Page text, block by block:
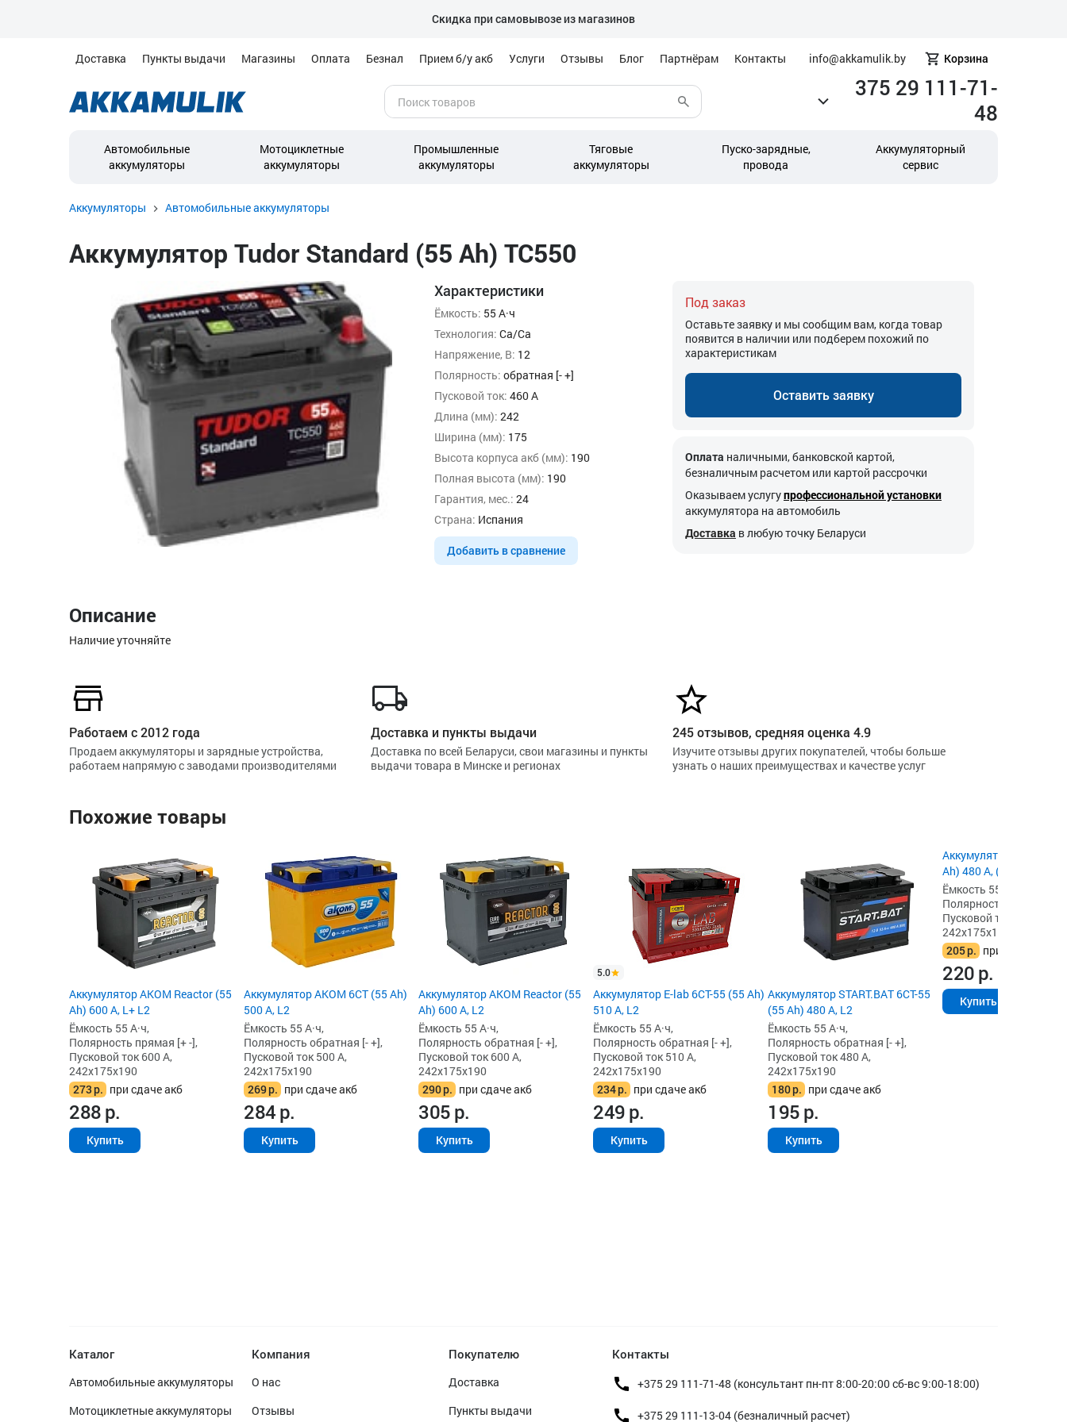
Скидка при самовывозе из магазинов
Доставка Пункты выдачи Магазины Оплата Безнал Прием б/у акб Услуги Отзывы Блог Партнёрам Контакты info@akkamulik.by Корзина
375 29 111-71-
48
Автомобильные
аккумуляторы
Мотоциклетные
аккумуляторы
Промышленные
аккумуляторы
Тяговые
аккумуляторы
Пуско-зарядные,
провода
Аккумуляторный
сервис
Аккумуляторы Автомобильные аккумуляторы
Аккумулятор Tudor Standard (55 Ah) TC550
Характеристики
Ёмкость: 55 А·ч
Технология: Ca/Ca
Напряжение, В: 12
Полярность: обратная [- +]
Пусковой ток: 460 А
Длина (мм): 242
Ширина (мм): 175
Высота корпуса акб (мм): 190
Полная высота (мм): 190
Гарантия, мес.: 24
Страна: Испания
Добавить в сравнение
Под заказ
Оставьте заявку и мы сообщим вам, когда товар
появится в наличии или подберем похожий по
характеристикам
Оставить заявку
Оплата наличными, банковской картой,
безналичным расчетом или картой рассрочки
Оказываем услугупрофессиональной установки
аккумулятора на автомобиль
Доставка в любую точку Беларуси
Описание
Наличие уточняйте
Работаем с 2012 года
Продаем аккумуляторы и зарядные устройства,
работаем напрямую с заводами производителями
Доставка и пункты выдачи
Доставка по всей Беларуси, свои магазины и пункты
выдачи товара в Минске и регионах
245 отзывов, средняя оценка 4.9
Изучите отзывы других покупателей, чтобы больше
узнать о наших преимуществах и качестве услуг
Похожие товары
Аккумулятор AKOM Reactor (55
Ah) 600 А, L+ L2
Ёмкость 55 А·ч,
Полярность прямая [+ -],
Пусковой ток 600 А,
242x175x190
273р. при сдаче акб
288р.
Купить
Аккумулятор AKOM 6СТ (55 Ah)
500 А, L2
Ёмкость 55 А·ч,
Полярность обратная [- +],
Пусковой ток 500 А,
242x175x190
269р. при сдаче акб
284р.
Купить
Аккумулятор AKOM Reactor (55
Ah) 600 А, L2
Ёмкость 55 А·ч,
Полярность обратная [- +],
Пусковой ток 600 А,
242x175x190
290р. при сдаче акб
305р.
Купить
5.0
Аккумулятор E-lab 6СТ-55 (55 Ah)
510 А, L2
Ёмкость 55 А·ч,
Полярность обратная [- +],
Пусковой ток 510 А,
242x175x190
234р. при сдаче акб
249р.
Купить
Аккумулятор START.BAT 6СТ-55
(55 Ah) 480 А, L2
Ёмкость 55 А·ч,
Полярность обратная [- +],
Пусковой ток 480 А,
242x175x190
180р. при сдаче акб
195р.
Купить
Аккумулятор Master
Ah) 480 А, (MB550E) L2
Ёмкость 55 А·ч,
Полярность обратная
Пусковой ток 480 А,
242x175x190
205р. при сдаче акб
220р.
Купить
Каталог
Автомобильные аккумуляторы
Мотоциклетные аккумуляторы
Компания
О нас
Отзывы
Покупателю
Доставка
Пункты выдачи
Контакты
+375 29 111-71-48 (консультант пн-пт 8:00-20:00 сб-вс 9:00-18:00)
+375 29 111-13-04 (безналичный расчет)